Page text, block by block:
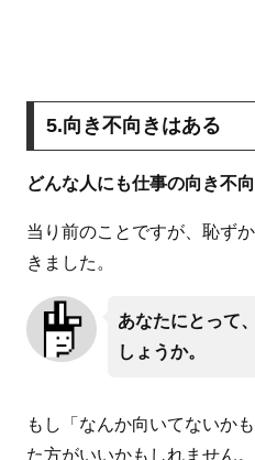
5.向き不向きはある
どんな人にも仕事の向き不向
当り前のことですが、恥ず
きました。
あなたにとって
しょうか。
もし「なんか向いてないか
た方がいいかもしれません。